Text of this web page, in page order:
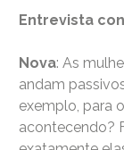
Entrevista
Nova: As
andam
exemplo, para
acontecendo?